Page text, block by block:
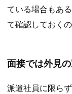
ている場合もあ
て確認しておくの
面接では外見
派遣社員に限ら